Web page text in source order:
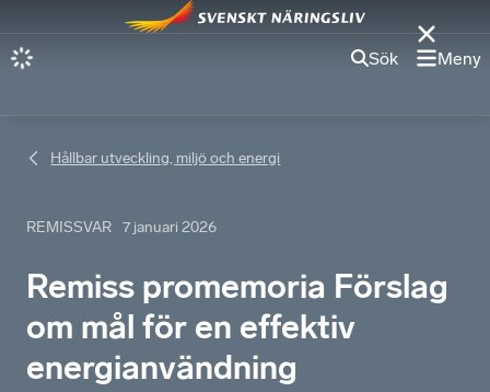
Sök Meny
Hållbar utveckling, miljö och energi
REMISSVAR 7 januari 2026
Remiss promemoria Förslag
om mål för en effektiv
energianvändning